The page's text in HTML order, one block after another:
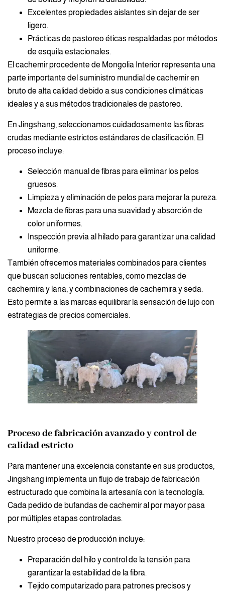
Excelentes propiedades aislantes sin dejar de ser
ligero.
Prácticas de pastoreo éticas respaldadas por métodos
de esquila estacionales.
El cachemir procedente de Mongolia Interior representa una
parte importante del suministro mundial de cachemir en
bruto de alta calidad debido a sus condiciones climáticas
ideales y a sus métodos tradicionales de pastoreo.
En Jingshang, seleccionamos cuidadosamente las fibras
crudas mediante estrictos estándares de clasificación. El
proceso incluye:
Selección manual de fibras para eliminar los pelos
gruesos.
Limpieza y eliminación de pelos para mejorar la pureza.
Mezcla de fibras para una suavidad y absorción de
color uniformes.
Inspección previa al hilado para garantizar una calidad
uniforme.
También ofrecemos materiales combinados para clientes
que buscan soluciones rentables, como mezclas de
cachemira y lana, y combinaciones de cachemira y seda.
Esto permite a las marcas equilibrar la sensación de lujo con
estrategias de precios comerciales.
Proceso de fabricación avanzado y control de
calidad estricto
Para mantener una excelencia constante en sus productos,
Jingshang implementa un flujo de trabajo de fabricación
estructurado que combina la artesanía con la tecnología.
Cada pedido de bufandas de cachemir al por mayor pasa
por múltiples etapas controladas.
Nuestro proceso de producción incluye:
Preparación del hilo y control de la tensión para
garantizar la estabilidad de la fibra.
Tejido computarizado para patrones precisos y